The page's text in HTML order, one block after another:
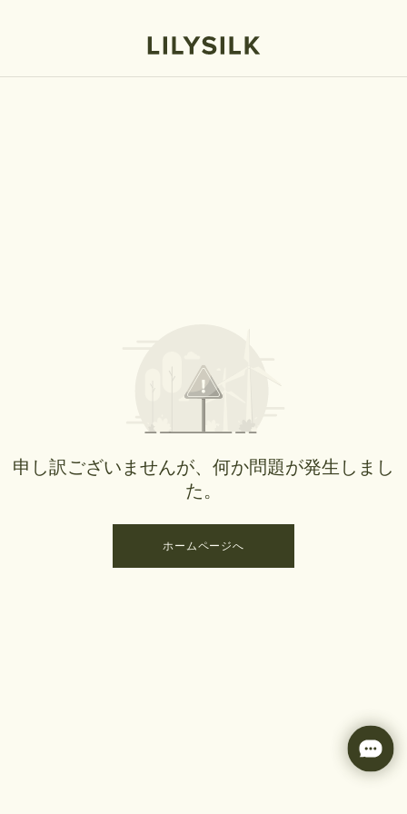
申し訳ございませんが、何か問題が発生しまし
た。
ホームページへ